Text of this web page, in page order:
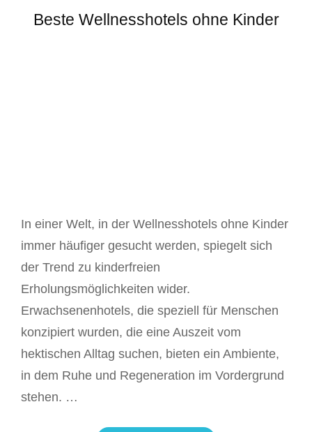
Beste Wellnesshotels ohne Kinder
In einer Welt, in der Wellnesshotels ohne Kinder
immer häufiger gesucht werden, spiegelt sich
der Trend zu kinderfreien
Erholungsmöglichkeiten wider.
Erwachsenenhotels, die speziell für Menschen
konzipiert wurden, die eine Auszeit vom
hektischen Alltag suchen, bieten ein Ambiente,
in dem Ruhe und Regeneration im Vordergrund
stehen. …